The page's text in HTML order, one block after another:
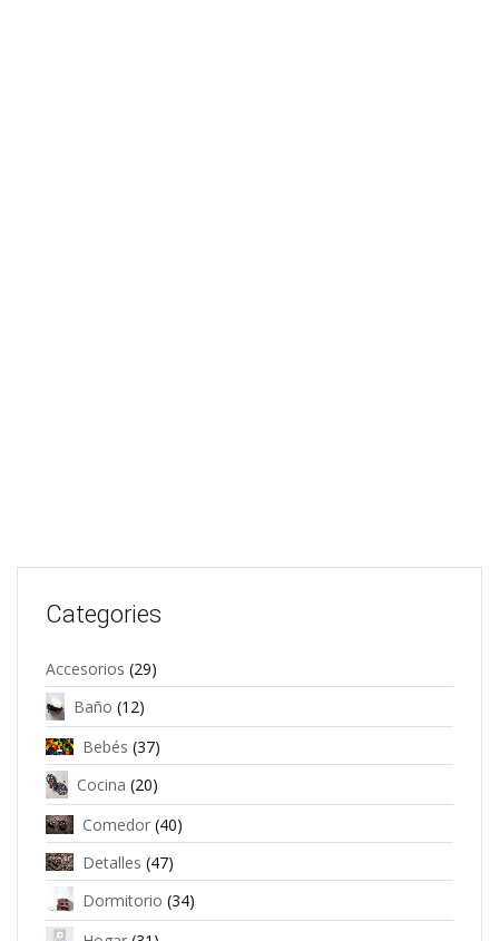
Categories
Accesorios (29)
Baño (12)
Bebés (37)
Cocina (20)
Comedor (40)
Detalles (47)
Dormitorio (34)